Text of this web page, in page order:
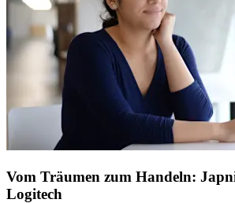
Vom Träumen zum Handeln:
Logitech